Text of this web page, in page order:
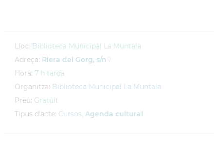
Lloc: Biblioteca Municipal La Muntala
Adreça: Riera del Gorg, s/n
Hora: 7 h tarda
Organitza: Biblioteca Municipal La Muntala
Preu: Gratuït
Tipus d'acte: Cursos, Agenda cultural